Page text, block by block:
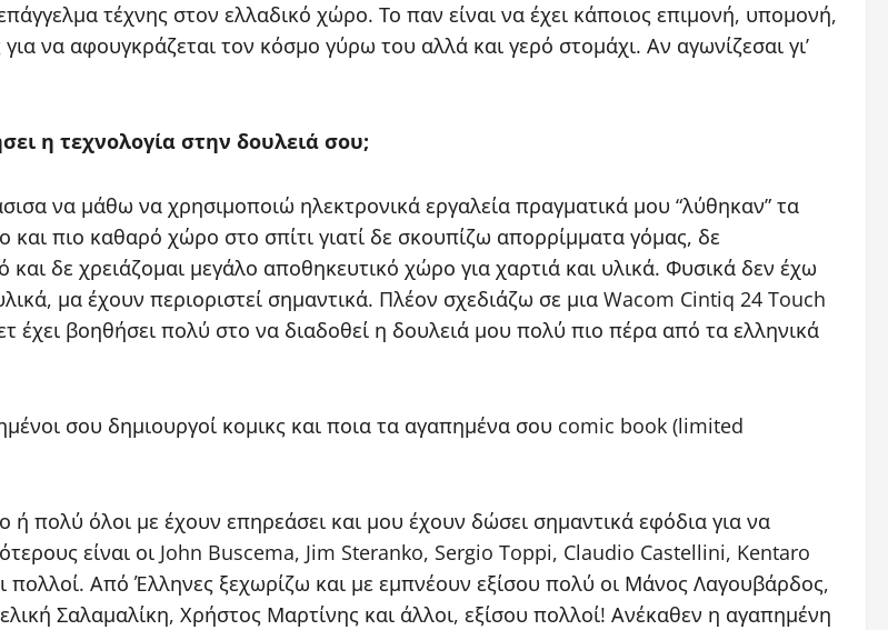
τέχνης στον ελλαδικό χώρο. Το παν είναι να έχει κάποιος επιμονή, υπομονή,
να αφουγκράζεται τον κόσμο γύρω του αλλά και γερό στομάχι. Αν αγωνίζεσαι γι’
η τεχνολογία στην δουλειά σου;
να μάθω να χρησιμοποιώ ηλεκτρονικά εργαλεία πραγματικά μου “λύθηκαν” τα
πιο καθαρό χώρο στο σπίτι γιατί δε σκουπίζω απορρίμματα γόμας, δε
δε χρειάζομαι μεγάλο αποθηκευτικό χώρο για χαρτιά και υλικά. Φυσικά δεν έχω
μα έχουν περιοριστεί σημαντικά. Πλέον σχεδιάζω σε μια Wacom Cintiq 24 Touch
έχει βοηθήσει πολύ στο να διαδοθεί η δουλειά μου πολύ πιο πέρα από τα ελληνικά
σου δημιουργοί κομικς και ποια τα αγαπημένα σου comic book (limited
ή πολύ όλοι με έχουν επηρεάσει και μου έχουν δώσει σημαντικά εφόδια για να
είναι οι John Buscema, Jim Steranko, Sergio Toppi, Claudio Castellini, Kentaro
Από Έλληνες ξεχωρίζω και με εμπνέουν εξίσου πολύ οι Μάνος Λαγουβάρδος,
Σαλαμαλίκη, Χρήστος Μαρτίνης και άλλοι, εξίσου πολλοί! Ανέκαθεν η αγαπημένη